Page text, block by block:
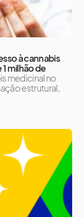
à cannabis
milhão de
medicinal no
estrutural,